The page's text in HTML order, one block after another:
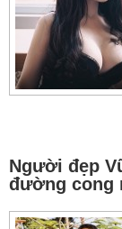
Người đẹp
đường cong